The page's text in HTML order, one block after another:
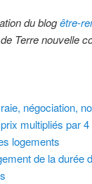
du blogêtre-
Terre nouvelle
négociation,
multipliés par
logements
de la durée